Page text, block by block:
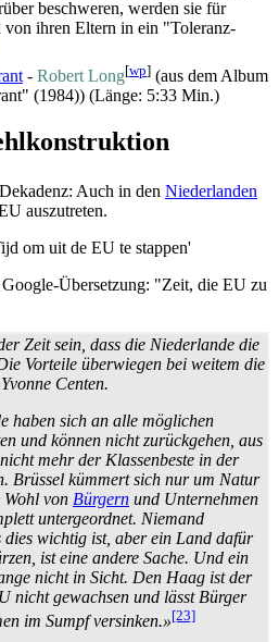
beschweren, werden sie für
von ihren Eltern in ein "Toleranz-
- Robert Long[wp] (aus dem Album
(1984)) (Länge: 5:33 Min.)
Auch in den Niederlanden
auszutreten.
om uit de EU te stappen'
Übersetzung: "Zeit, die EU zu
Zeit sein, dass die Niederlande die
Vorteile überwiegen bei weitem die
Centen.
haben sich an alle möglichen
und können nicht zurückgehen, aus
mehr der Klassenbeste in der
Brüssel kümmert sich nur um Natur
von Bürgern und Unternehmen
untergeordnet. Niemand
dies wichtig ist, aber ein Land dafür
ist eine andere Sache. Und ein
nicht in Sicht. Den Haag ist der
nicht gewachsen und lässt Bürger
im Sumpf versinken.»[23]